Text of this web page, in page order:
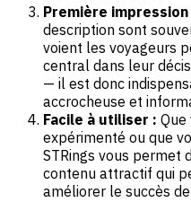
Première impression
description sont
voient les voyageurs
central dans leur
— il est donc
accrocheuse et
Facile à utiliser : Que
expérimenté ou que
STRings vous permet
contenu attractif qui
améliorer le succès